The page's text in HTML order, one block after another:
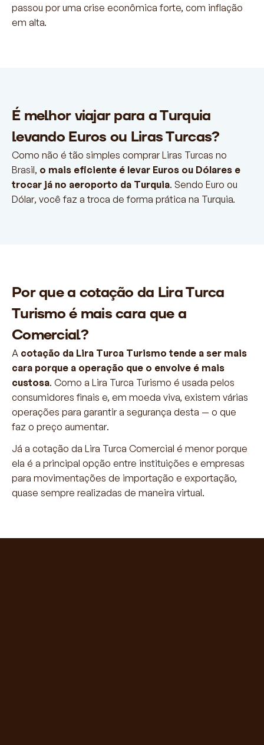
passou por uma crise econômica forte, com inflação
em alta.
É melhor viajar para a Turquia
levando Euros ou Liras Turcas?
Como não é tão simples comprar Liras Turcas no
Brasil, o mais eficiente é levar Euros ou Dólares e
trocar já no aeroporto da Turquia. Sendo Euro ou
Dólar, você faz a troca de forma prática na Turquia.
Por que a cotação da Lira Turca
Turismo é mais cara que a
Comercial?
A cotação da Lira Turca Turismo tende a ser mais
cara porque a operação que o envolve é mais
custosa. Como a Lira Turca Turismo é usada pelos
consumidores finais e, em moeda viva, existem várias
operações para garantir a segurança desta — o que
faz o preço aumentar.
Já a cotação da Lira Turca Comercial é menor porque
ela é a principal opção entre instituições e empresas
para movimentações de importação e exportação,
quase sempre realizadas de maneira virtual.